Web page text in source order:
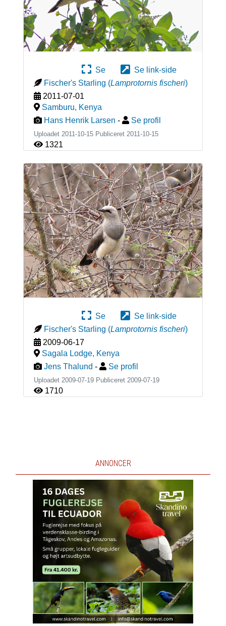
Se
Se link-side
Fischer's Starling (Lamprotornis fischeri)
2011-07-01
Samburu, Kenya
Hans Henrik Larsen - Se profil
Uploadet 2011-10-15 Publiceret 2011-10-15
1321
Se
Se link-side
Fischer's Starling (Lamprotornis fischeri)
2009-06-17
Sagala Lodge, Kenya
Jens Thalund - Se profil
Uploadet 2009-07-19 Publiceret 2009-07-19
1710
ANNONCER